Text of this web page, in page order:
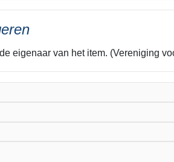
eigenaar van het item. (Vereniging